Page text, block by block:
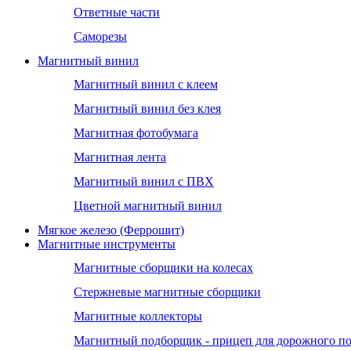
Ответные части
Саморезы
Магнитный винил
Магнитный винил с клеем
Магнитный винил без клея
Магнитная фотобумага
Магнитная лента
Магнитный винил с ПВХ
Цветной магнитный винил
Мягкое железо (Феррошит)
Магнитные инструменты
Магнитные сборщики на колесах
Стержневые магнитные сборщики
Магнитные коллекторы
Магнитный подборщик - прицеп для дорожного